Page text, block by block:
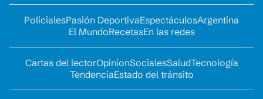
PolicialesPasión DeportivaEspectáculosArgentina
El MundoRecetasEn las redes
Cartas del lectorOpinionSocialesSaludTecnología
TendenciaEstado del tránsito